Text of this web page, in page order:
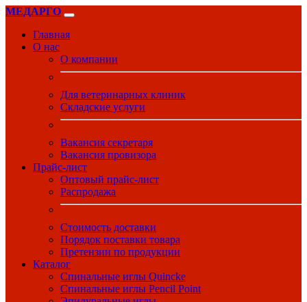
МЕДАРГО
Главная
О нас
О компании
Для ветеринарных клиник
Складские услуги
Вакансия секретаря
Вакансия провизора
Прайс-лист
Оптовый прайс-лист
Распродажа
Стоимость доставки
Порядок поставки товара
Претензии по продукции
Каталог
Спинальные иглы Quincke
Спинальные иглы Pencil Point